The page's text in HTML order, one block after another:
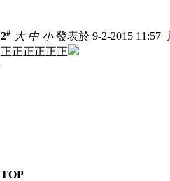
2# 大 中 小發表於 9-2-2015 11:57
正正正正正正
TOP